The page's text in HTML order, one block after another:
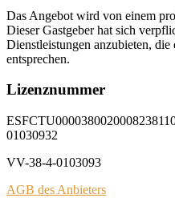
Das Angebot wird von einem
Dieser Gastgeber hat sich
Dienstleistungen anzubieten,
entsprechen.
Lizenznummer
01030932
VV-38-4-0103093
AGB des Anbieters